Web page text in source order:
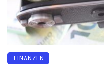
FINANZEN